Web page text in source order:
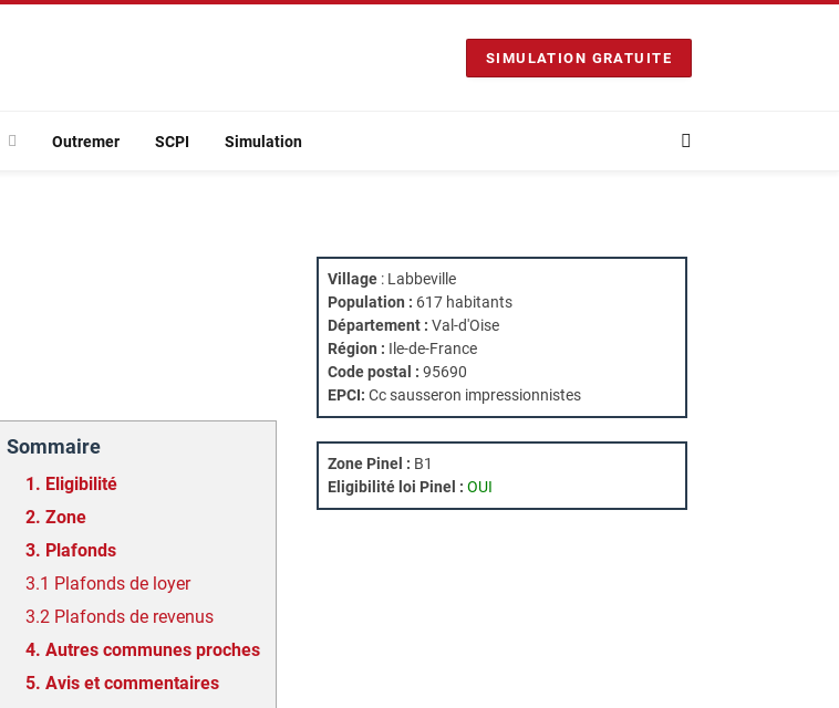
SIMULATION GRATUITE
Outremer SCPI Simulation
Sommaire
1. Eligibilité
2. Zone
3. Plafonds
3.1 Plafonds de loyer
3.2 Plafonds de revenus
4. Autres communes proches
5. Avis et commentaires
Village : Labbeville
Population : 617 habitants
Département : Val-d'Oise
Région : Ile-de-France
Code postal : 95690
EPCI: Cc sausseron impressionnistes
Zone Pinel : B1
Eligibilité loi Pinel : OUI